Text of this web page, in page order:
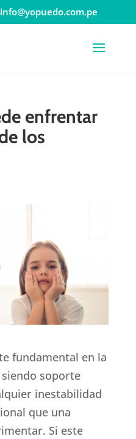
info@yopuedo.com.pe
enfrentar
los
fundamental en la
soporte
inestabilidad
que una
Si este